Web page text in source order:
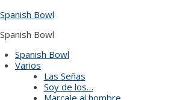
to
Spanish Bowl
Spanish Bowl
Spanish Bowl
Varios
Las Señas
Soy de los…
Marcaje al hombre